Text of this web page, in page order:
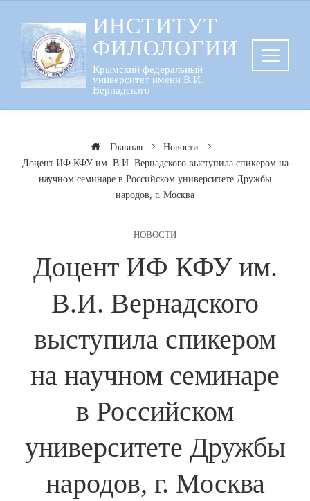
содержанию
ИНСТИТУТ
ФИЛОЛОГИИ
Крымский федеральный
университет имени В.И.
Вернадского
Главная
Новости
Доцент ИФ КФУ им. В.И. Вернадского выступила спикером на
научном семинаре в Российском университете Дружбы
народов, г. Москва
НОВОСТИ
Доцент ИФ КФУ им.
В.И. Вернадского
выступила спикером
на научном семинаре
в Российском
университете Дружбы
народов, г. Москва